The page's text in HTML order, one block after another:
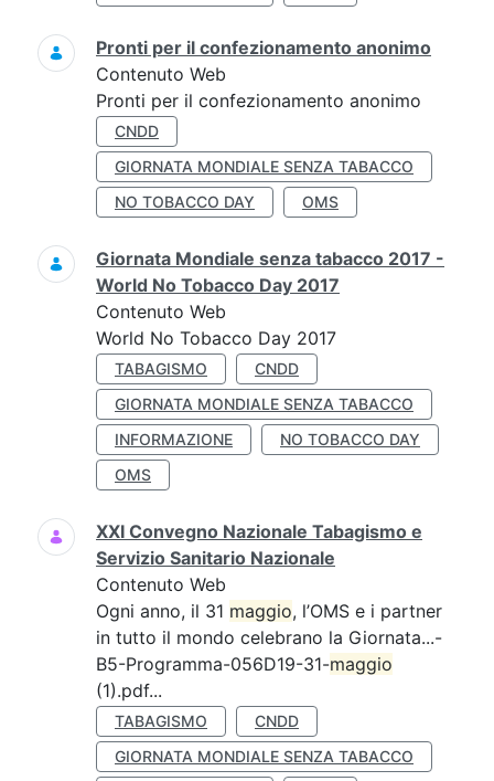
Pronti per il confezionamento anonimo
Contenuto Web
Pronti per il confezionamento anonimo
CNDD
GIORNATA MONDIALE SENZA TABACCO
NO TOBACCO DAY
OMS
Giornata Mondiale senza tabacco 2017 -
World No Tobacco Day 2017
Contenuto Web
World No Tobacco Day 2017
TABAGISMO
CNDD
GIORNATA MONDIALE SENZA TABACCO
INFORMAZIONE
NO TOBACCO DAY
OMS
XXI Convegno Nazionale Tabagismo e
Servizio Sanitario Nazionale
Contenuto Web
Ogni anno, il 31 maggio, l’OMS e i partner
in tutto il mondo celebrano la Giornata...-
B5-Programma-056D19-31-maggio
(1).pdf...
TABAGISMO
CNDD
GIORNATA MONDIALE SENZA TABACCO